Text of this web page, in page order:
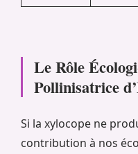
Le Rôle
Pollinisatrice
Si la xylocope ne
contribution à nos